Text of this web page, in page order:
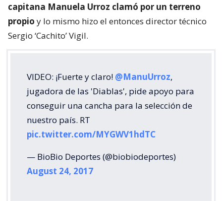
capitana Manuela Urroz clamó por un terreno
propio y lo mismo hizo el entonces director técnico
Sergio ‘Cachito’ Vigil.
VIDEO: ¡Fuerte y claro! @ManuUrroz,
jugadora de las 'Diablas', pide apoyo para
conseguir una cancha para la selección de
nuestro país. RT
pic.twitter.com/MYGWV1hdTC
— BioBio Deportes (@biobiodeportes)
August 24, 2017